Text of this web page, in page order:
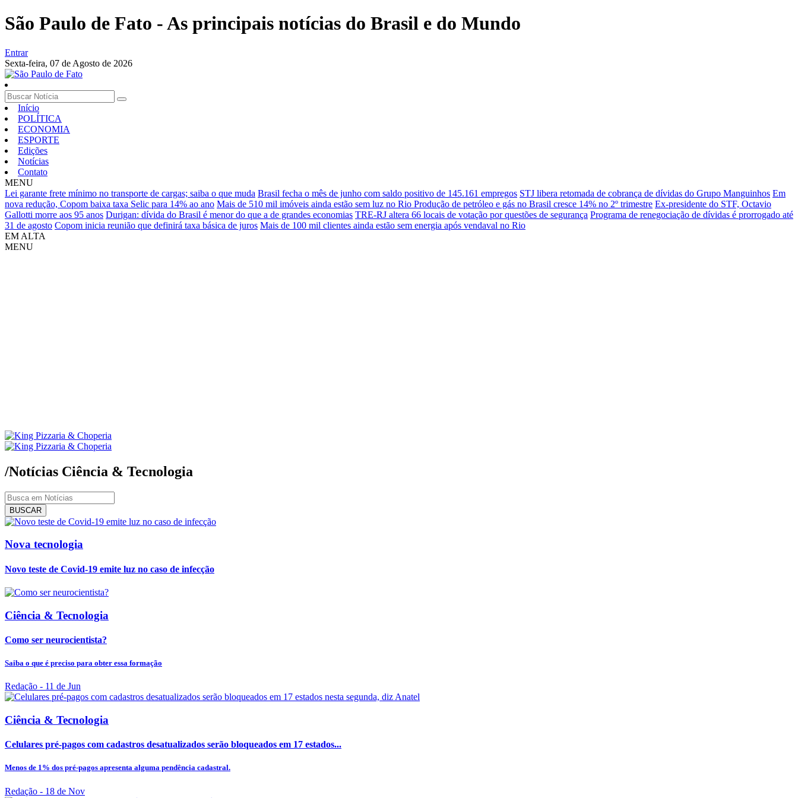
São Paulo de Fato - As principais notícias do Brasil e do Mundo
Entrar
Sexta-feira, 07 de Agosto de 2026
Início
POLÍTICA
ECONOMIA
ESPORTE
Edições
Notícias
Contato
MENU
Lei garante frete mínimo no transporte de cargas; saiba o que muda Brasil fecha o mês de junho com saldo positivo de 145.161 empregos STJ libera retomada de cobrança de dívidas do Grupo Manguinhos Em
nova redução, Copom baixa taxa Selic para 14% ao ano Mais de 510 mil imóveis ainda estão sem luz no Rio Produção de petróleo e gás no Brasil cresce 14% no 2º trimestre Ex-presidente do STF, Octavio
Gallotti morre aos 95 anos Durigan: dívida do Brasil é menor do que a de grandes economias TRE-RJ altera 66 locais de votação por questões de segurança Programa de renegociação de dívidas é prorrogado até
31 de agosto Copom inicia reunião que definirá taxa básica de juros Mais de 100 mil clientes ainda estão sem energia após vendaval no Rio
EM ALTA
MENU
/Notícias Ciência & Tecnologia
BUSCAR
Nova tecnologia
Novo teste de Covid-19 emite luz no caso de infecção
Ciência & Tecnologia
Como ser neurocientista?
Saiba o que é preciso para obter essa formação
Redação - 11 de Jun
Ciência & Tecnologia
Celulares pré-pagos com cadastros desatualizados serão bloqueados em 17 estados...
Menos de 1% dos pré-pagos apresenta alguma pendência cadastral.
Redação - 18 de Nov